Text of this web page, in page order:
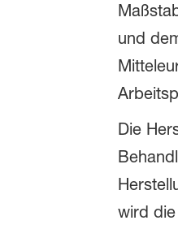
und
Die
wird